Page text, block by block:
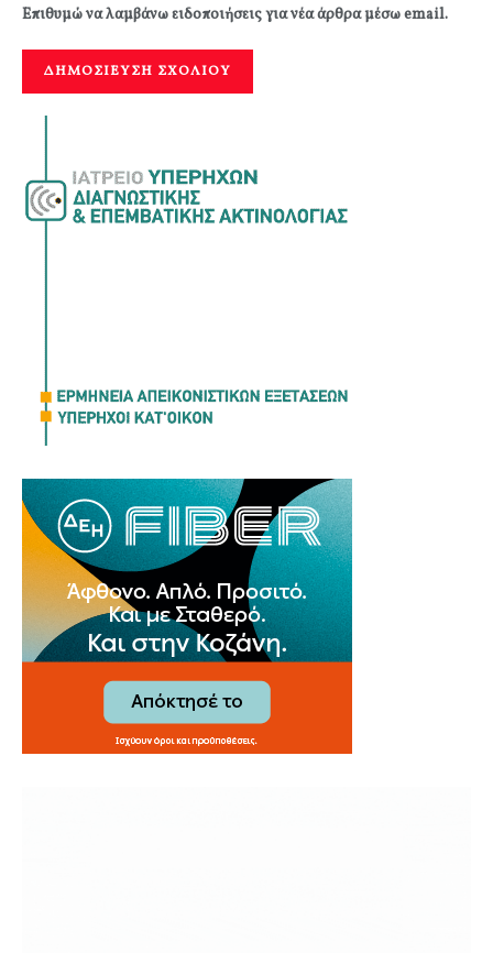
Επιθυμώ να λαμβάνω ειδοποιήσεις για νέα άρθρα μέσω email.